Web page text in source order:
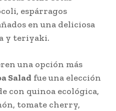
espárragos
en una deliciosa
y teriyaki.
una opción más
Salad fue una elección
con quinoa ecológica,
tomate cherry,